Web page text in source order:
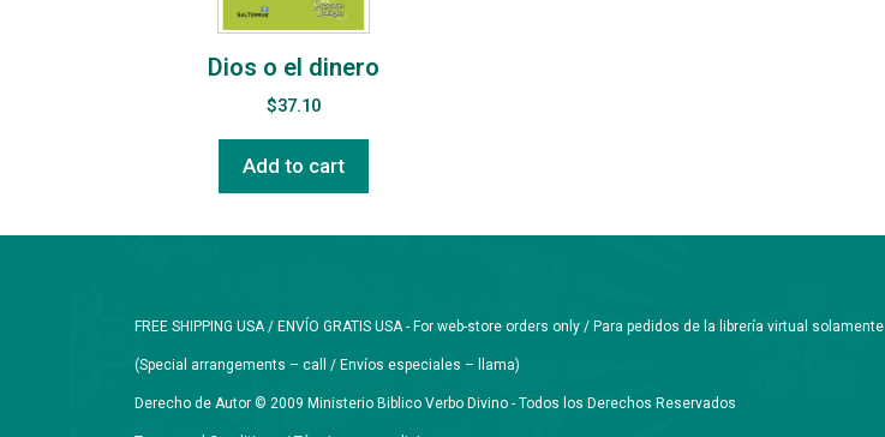
Dios o el dinero
$37.10
Add to cart
FREE SHIPPING USA / ENVÍO GRATIS USA - For web-store orders only / Para pedidos de la librería virtual solamente
(Special arrangements – call / Envíos especiales – llama)
Derecho de Autor © 2009 Ministerio Biblico Verbo Divino - Todos los Derechos Reservados